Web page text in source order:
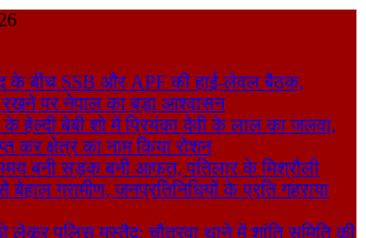
के बीच SSB और APF की हाई-लेवल बैठक,
रखने पर नेपाल का बड़ा आश्वासन
के हेल्दी बेबी शो में प्रियंका देवी के लाल का जलवा,
कर क्षेत्र का नाम किया रोशन
बनी सड़क बनी आफत, पतिलार के मिश्रौली
बेहाल ग्रामीण, जनप्रतिनिधियों के प्रति गहराया
लेकर पुलिस मुस्तैद: चौतरवा थाने में शांति समिति की